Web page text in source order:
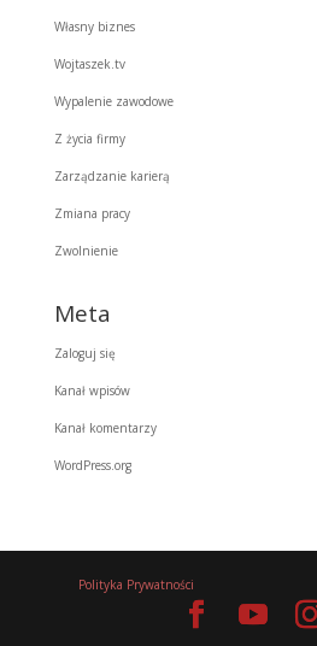
Własny biznes
Wojtaszek.tv
Wypalenie zawodowe
Z życia firmy
Zarządzanie karierą
Zmiana pracy
Zwolnienie
Meta
Zaloguj się
Kanał wpisów
Kanał komentarzy
WordPress.org
Polityka Prywatności